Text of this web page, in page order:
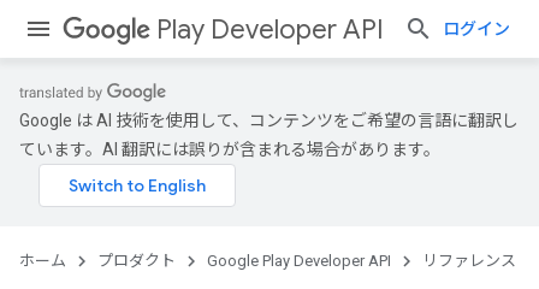
Play Developer API ログイン
Google は AI 技術を使用して、コンテンツをご希望の言語に翻訳し
ています。AI 翻訳には誤りが含まれる場合があります。
ホーム プロダクト Google Play Developer API リファレンス